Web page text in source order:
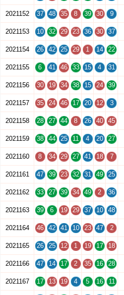
2021152 37 48 35 8 39 30 9
2021153 10 32 29 23 36 30 37
2021154 26 42 25 29 1 14 22
2021155 6 41 46 33 15 4 31
2021156 30 19 34 38 15 24 39
2021157 35 24 46 17 20 12 3
2021158 28 27 44 8 26 40 45
2021159 38 44 25 11 4 20 27
2021160 8 34 29 27 41 18 7
2021161 47 39 23 32 31 49 25
2021162 33 27 39 34 49 2 36
2021163 39 6 19 29 37 10 48
2021164 46 42 41 10 23 47 2
2021165 26 25 12 1 19 17 18
2021166 47 14 17 2 35 16 28
2021167 17 13 19 4 5 16 11